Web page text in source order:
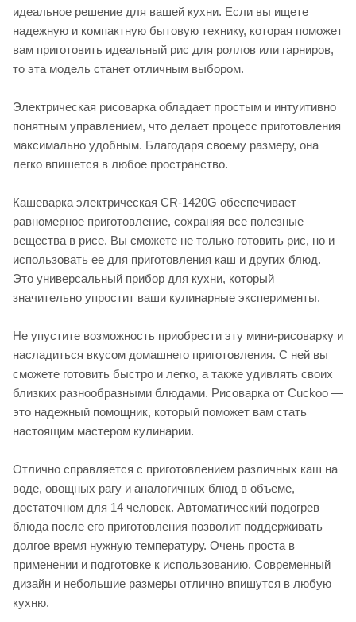
идеальное решение для вашей кухни. Если вы ищете
надежную и компактную бытовую технику, которая поможет
вам приготовить идеальный рис для роллов или гарниров,
то эта модель станет отличным выбором.
Электрическая рисоварка обладает простым и интуитивно
понятным управлением, что делает процесс приготовления
максимально удобным. Благодаря своему размеру, она
легко впишется в любое пространство.
Кашеварка электрическая CR-1420G обеспечивает
равномерное приготовление, сохраняя все полезные
вещества в рисе. Вы сможете не только готовить рис, но и
использовать ее для приготовления каш и других блюд.
Это универсальный прибор для кухни, который
значительно упростит ваши кулинарные эксперименты.
Не упустите возможность приобрести эту мини-рисоварку и
насладиться вкусом домашнего приготовления. С ней вы
сможете готовить быстро и легко, а также удивлять своих
близких разнообразными блюдами. Рисоварка от Cuckoo —
это надежный помощник, который поможет вам стать
настоящим мастером кулинарии.
Отлично справляется с приготовлением различных каш на
воде, овощных рагу и аналогичных блюд в объеме,
достаточном для 14 человек. Автоматический подогрев
блюда после его приготовления позволит поддерживать
долгое время нужную температуру. Очень проста в
применении и подготовке к использованию. Современный
дизайн и небольшие размеры отлично впишутся в любую
кухню.